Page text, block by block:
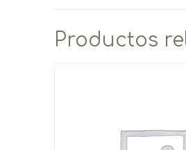
Productos